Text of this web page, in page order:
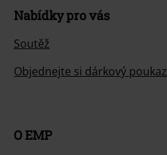
Nabídky pro vás
Soutěž
Objednejte si dárkový poukaz
O EMP